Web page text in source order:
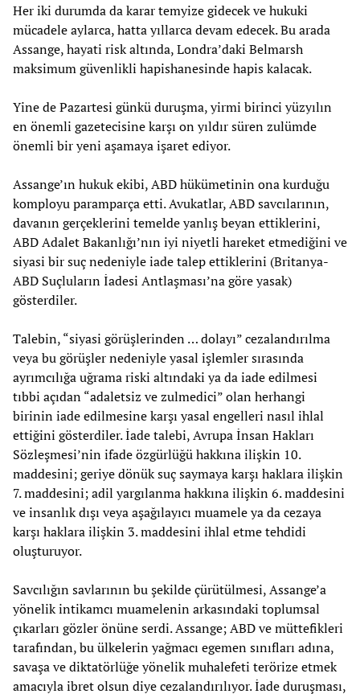
Her iki durumda da karar temyize gidecek ve hukuki
mücadele aylarca, hatta yıllarca devam edecek. Bu arada
Assange, hayati risk altında, Londra’daki Belmarsh
maksimum güvenlikli hapishanesinde hapis kalacak.
Yine de Pazartesi günkü duruşma, yirmi birinci yüzyılın
en önemli gazetecisine karşı on yıldır süren zulümde
önemli bir yeni aşamaya işaret ediyor.
Assange’ın hukuk ekibi, ABD hükümetinin ona kurduğu
komployu paramparça etti. Avukatlar, ABD savcılarının,
davanın gerçeklerini temelde yanlış beyan ettiklerini,
ABD Adalet Bakanlığı’nın iyi niyetli hareket etmediğini ve
siyasi bir suç nedeniyle iade talep ettiklerini (Britanya-
ABD Suçluların İadesi Antlaşması’na göre yasak)
gösterdiler.
Talebin, “siyasi görüşlerinden … dolayı” cezalandırılma
veya bu görüşler nedeniyle yasal işlemler sırasında
ayrımcılığa uğrama riski altındaki ya da iade edilmesi
tıbbi açıdan “adaletsiz ve zulmedici” olan herhangi
birinin iade edilmesine karşı yasal engelleri nasıl ihlal
ettiğini gösterdiler. İade talebi, Avrupa İnsan Hakları
Sözleşmesi’nin ifade özgürlüğü hakkına ilişkin 10.
maddesini; geriye dönük suç saymaya karşı haklara ilişkin
7. maddesini; adil yargılanma hakkına ilişkin 6. maddesini
ve insanlık dışı veya aşağılayıcı muamele ya da cezaya
karşı haklara ilişkin 3. maddesini ihlal etme tehdidi
oluşturuyor.
Savcılığın savlarının bu şekilde çürütülmesi, Assange’a
yönelik intikamcı muamelenin arkasındaki toplumsal
çıkarları gözler önüne serdi. Assange; ABD ve müttefikleri
tarafından, bu ülkelerin yağmacı egemen sınıfları adına,
savaşa ve diktatörlüğe yönelik muhalefeti terörize etmek
amacıyla ibret olsun diye cezalandırılıyor. İade duruşması,